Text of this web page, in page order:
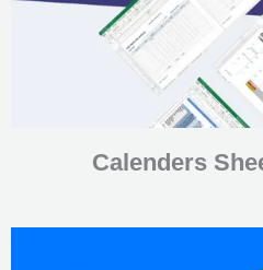
Calenders